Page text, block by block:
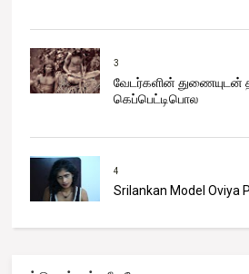
3
வேடர்களின் துணையுடன்
கெப்பெட்டிபொல
4
Srilankan Model Oviya